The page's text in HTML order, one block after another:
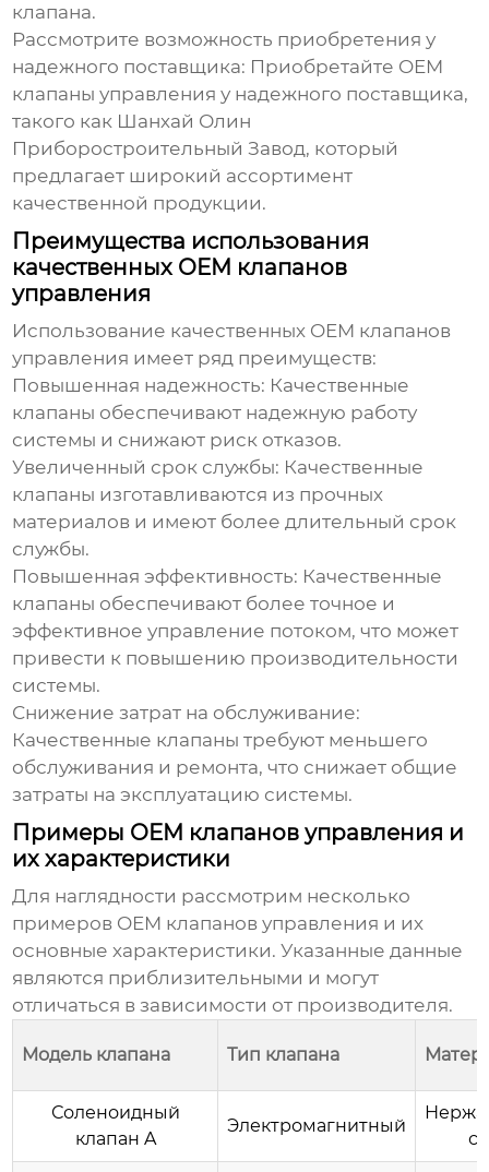
клапана.
Рассмотрите возможность приобретения у
надежного поставщика: Приобретайте OEM
клапаны управления у надежного поставщика,
такого как Шанхай Олин
Приборостроительный Завод, который
предлагает широкий ассортимент
качественной продукции.
Преимущества использования
качественных OEM клапанов
управления
Использование качественных OEM клапанов
управления имеет ряд преимуществ:
Повышенная надежность: Качественные
клапаны обеспечивают надежную работу
системы и снижают риск отказов.
Увеличенный срок службы: Качественные
клапаны изготавливаются из прочных
материалов и имеют более длительный срок
службы.
Повышенная эффективность: Качественные
клапаны обеспечивают более точное и
эффективное управление потоком, что может
привести к повышению производительности
системы.
Снижение затрат на обслуживание:
Качественные клапаны требуют меньшего
обслуживания и ремонта, что снижает общие
затраты на эксплуатацию системы.
Примеры OEM клапанов управления и
их характеристики
Для наглядности рассмотрим несколько
примеров OEM клапанов управления и их
основные характеристики. Указанные данные
являются приблизительными и могут
отличаться в зависимости от производителя.
Модель клапана Тип клапана
Соленоидный
клапан A
Электромагнитный